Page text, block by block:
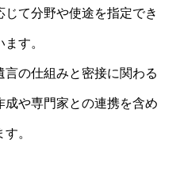
て分野や使途を指定でき
す。
の仕組みと密接に関わる
や専門家との連携を含め
。